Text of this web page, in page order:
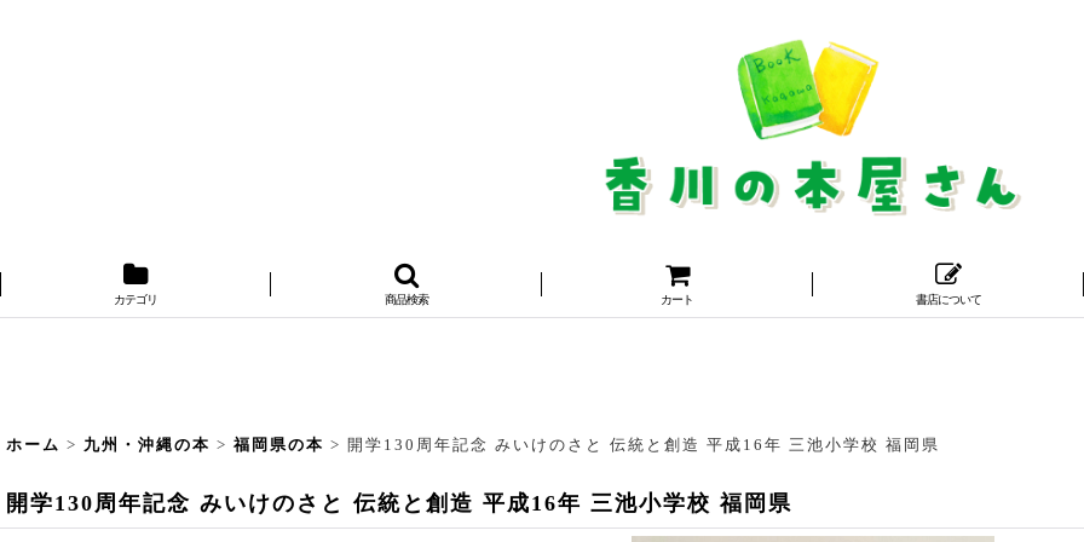
カテゴリ 商品検索 カート 書店について
ホーム > 九州・沖縄の本 > 福岡県の本 > 開学130周年記念 みいけのさと 伝統と創造 平成16年 三池小学校 福岡県
開学130周年記念 みいけのさと 伝統と創造 平成16年 三池小学校 福岡県